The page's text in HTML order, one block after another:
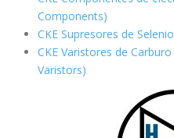
Components)
CKE Supresores de
CKE Varistores de
Varistors)